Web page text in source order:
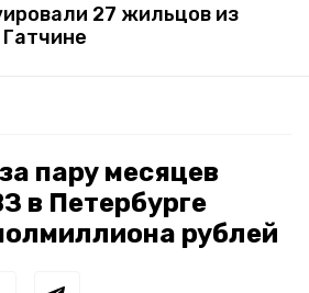
27 жильцов из
пару месяцев
в Петербурге
рублей